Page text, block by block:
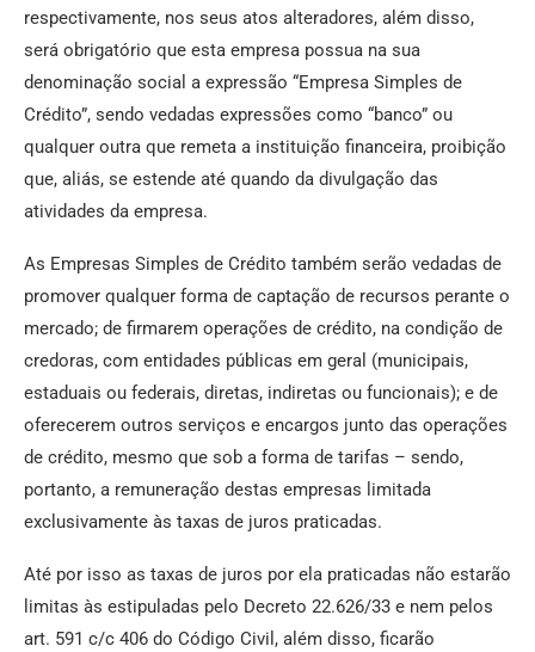
respectivamente, nos seus atos alteradores, além disso,
será obrigatório que esta empresa possua na sua
denominação social a expressão “Empresa Simples de
Crédito”, sendo vedadas expressões como “banco” ou
qualquer outra que remeta a instituição financeira, proibição
que, aliás, se estende até quando da divulgação das
atividades da empresa.
As Empresas Simples de Crédito também serão vedadas de
promover qualquer forma de captação de recursos perante o
mercado; de firmarem operações de crédito, na condição de
credoras, com entidades públicas em geral (municipais,
estaduais ou federais, diretas, indiretas ou funcionais); e de
oferecerem outros serviços e encargos junto das operações
de crédito, mesmo que sob a forma de tarifas – sendo,
portanto, a remuneração destas empresas limitada
exclusivamente às taxas de juros praticadas.
Até por isso as taxas de juros por ela praticadas não estarão
limitas às estipuladas pelo Decreto 22.626/33 e nem pelos
art. 591 c/c 406 do Código Civil, além disso, ficarão